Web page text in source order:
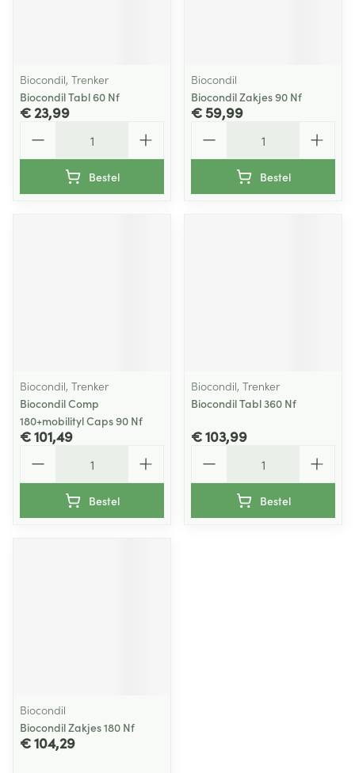
Biocondil, Trenker
Biocondil Tabl 60 Nf
€ 23,99
Bestel
Biocondil
Biocondil Zakjes 90 Nf
€ 59,99
Bestel
Biocondil, Trenker
Biocondil Comp
180+mobilityl Caps 90 Nf
€ 101,49
Bestel
Biocondil, Trenker
Biocondil Tabl 360 Nf
€ 103,99
Bestel
Biocondil
Biocondil Zakjes 180 Nf
€ 104,29